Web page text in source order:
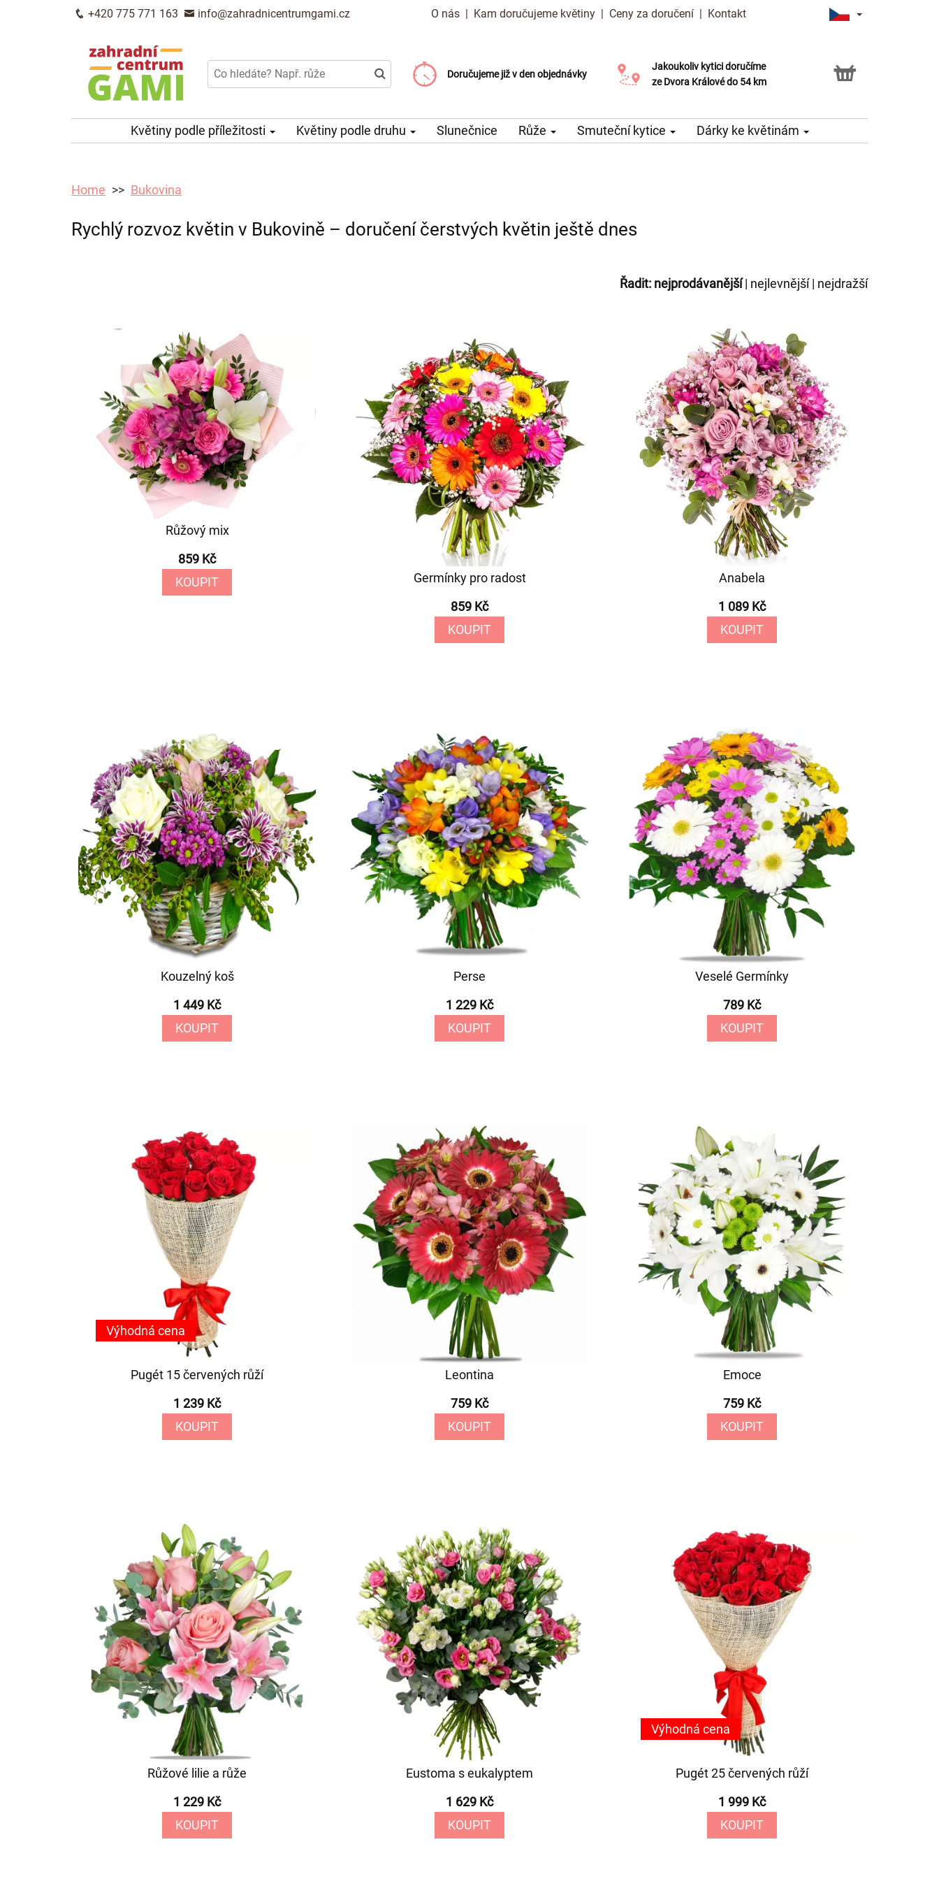
+420 775 771 163 info@zahradnicentrumgami.cz O nás | Kam doručujeme květiny | Ceny za doručení | Kontakt
Doručujeme již v den objednávky
Doručujeme již od 99 Kč
Možný výběr času a dne doručení
Jakoukoliv kytici doručíme
ze Dvora Králové do 54 km
Možnost vyzvednout v naší květince
Květiny podle příležitosti Květiny podle druhu Slunečnice Růže Smuteční kytice Dárky ke květinám
Home Bukovina
Rychlý rozvoz květin v Bukovině – doručení čerstvých květin ještě dnes
Řadit: nejprodávanější| nejlevnější| nejdražší
Růžový mix
859 Kč
KOUPIT
Germínky pro radost
859 Kč
KOUPIT
Anabela
1 089 Kč
KOUPIT
Kouzelný koš
1 449 Kč
KOUPIT
Perse
1 229 Kč
KOUPIT
Veselé Germínky
789 Kč
KOUPIT
Pugét 15 červených růží
1 239 Kč
KOUPIT
Výhodná cena
Leontina
759 Kč
KOUPIT
Emoce
759 Kč
KOUPIT
Růžové lilie a růže
1 229 Kč
KOUPIT
Eustoma s eukalyptem
1 629 Kč
KOUPIT
Pugét 25 červených růží
1 999 Kč
KOUPIT
Výhodná cena